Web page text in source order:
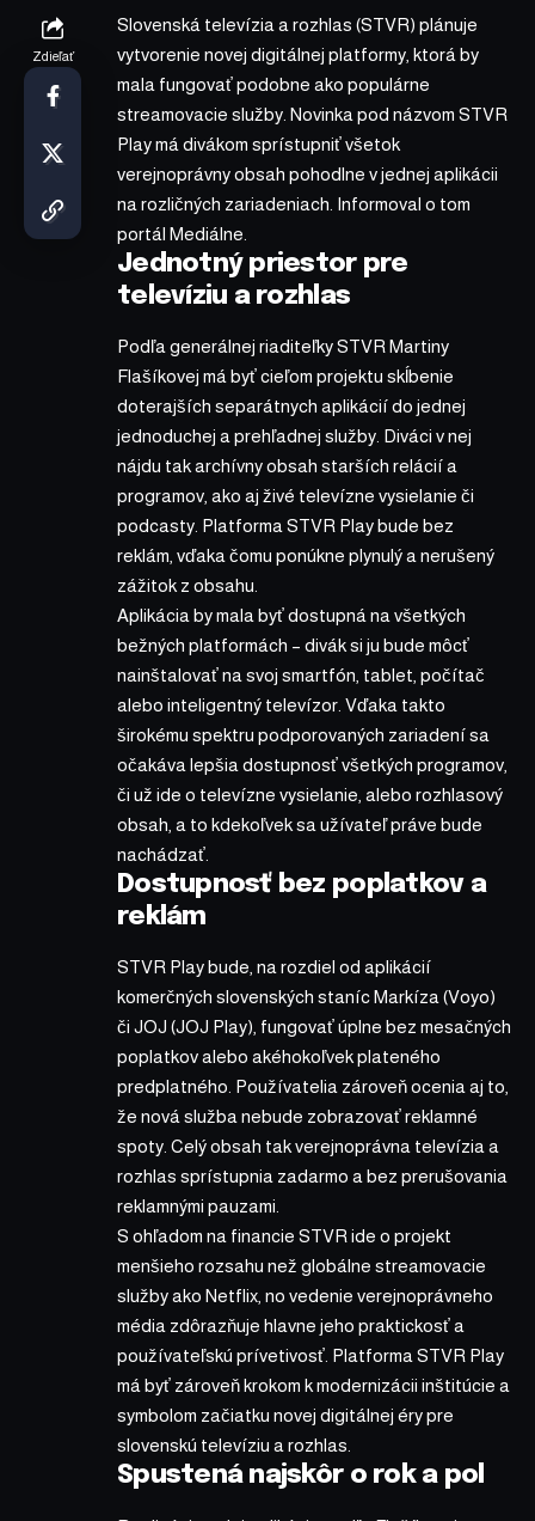
Zdieľať
Slovenská televízia a rozhlas (STVR) plánuje
vytvorenie novej digitálnej platformy, ktorá by
mala fungovať podobne ako populárne
streamovacie služby. Novinka pod názvom STVR
Play má divákom sprístupniť všetok
verejnoprávny obsah pohodlne v jednej aplikácii
na rozličných zariadeniach. Informoval o tom
portál Mediálne.
Jednotný priestor pre
televíziu a rozhlas
Podľa generálnej riaditeľky STVR Martiny
Flašíkovej má byť cieľom projektu skĺbenie
doterajších separátnych aplikácií do jednej
jednoduchej a prehľadnej služby. Diváci v nej
nájdu tak archívny obsah starších relácií a
programov, ako aj živé televízne vysielanie či
podcasty. Platforma STVR Play bude bez
reklám, vďaka čomu ponúkne plynulý a nerušený
zážitok z obsahu.
Aplikácia by mala byť dostupná na všetkých
bežných platformách – divák si ju bude môcť
nainštalovať na svoj smartfón, tablet, počítač
alebo inteligentný televízor. Vďaka takto
širokému spektru podporovaných zariadení sa
očakáva lepšia dostupnosť všetkých programov,
či už ide o televízne vysielanie, alebo rozhlasový
obsah, a to kdekoľvek sa užívateľ práve bude
nachádzať.
Dostupnosť bez poplatkov a
reklám
STVR Play bude, na rozdiel od aplikácií
komerčných slovenských staníc Markíza (Voyo)
či JOJ (JOJ Play), fungovať úplne bez mesačných
poplatkov alebo akéhokoľvek plateného
predplatného. Používatelia zároveň ocenia aj to,
že nová služba nebude zobrazovať reklamné
spoty. Celý obsah tak verejnoprávna televízia a
rozhlas sprístupnia zadarmo a bez prerušovania
reklamnými pauzami.
S ohľadom na financie STVR ide o projekt
menšieho rozsahu než globálne streamovacie
služby ako Netflix, no vedenie verejnoprávneho
média zdôrazňuje hlavne jeho praktickosť a
používateľskú prívetivosť. Platforma STVR Play
má byť zároveň krokom k modernizácii inštitúcie a
symbolom začiatku novej digitálnej éry pre
slovenskú televíziu a rozhlas.
Spustená najskôr o rok a pol